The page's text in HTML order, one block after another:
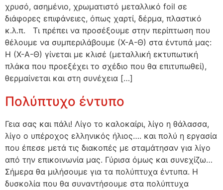
χρυσό, ασημένιο, χρωματιστό μεταλλικό foil σε
διάφορες επιφάνειες, όπως χαρτί, δέρμα, πλαστικό
κ.λ.π. Τι πρέπει να προσέξουμε στην περίπτωση που
θέλουμε να συμπεριλάβουμε (Χ-Α-Θ) στα έντυπά μας:
Η (Χ-Α-Θ) γίνεται με κλισέ (μεταλλική εκτυπωτική
πλάκα που προεξέχει το σχέδιο που θα επιτυπωθεί),
θερμαίνεται και στη συνέχεια […]
Πολύπτυχο έντυπο
Γεια σας και πάλι! Λίγο το καλοκαίρι, λίγο η θάλασσα,
λίγο ο υπέροχος ελληνικός ήλιος…. και πολύ η εργασία
που έπεσε μετά τις διακοπές με σταμάτησαν για λίγο
από την επικοινωνία μας. Γύρισα όμως και συνεχίζω…
Σήμερα θα μιλήσουμε για τα πολύπτυχα έντυπα. Η
δυσκολία που θα συναντήσουμε στα πολύπτυχα